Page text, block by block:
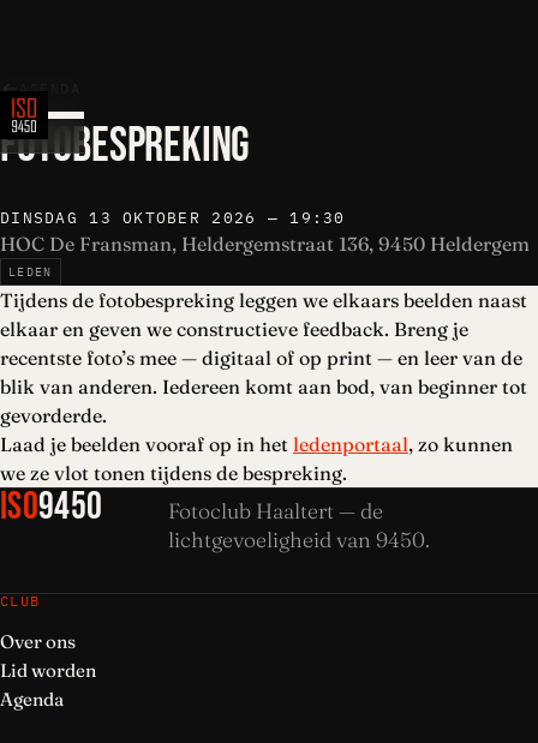
AGENDA
FOTOBESPREKING
DINSDAG 13 OKTOBER 2026 — 19:30
HOC De Fransman, Heldergemstraat 136, 9450 Heldergem
LEDEN
Tijdens de fotobespreking leggen we elkaars beelden naast
elkaar en geven we constructieve feedback. Breng je
recentste foto’s mee — digitaal of op print — en leer van de
blik van anderen. Iedereen komt aan bod, van beginner tot
gevorderde.
Laad je beelden vooraf op in het ledenportaal, zo kunnen
we ze vlot tonen tijdens de bespreking.
ISO9450
Fotoclub Haaltert — de
lichtgevoeligheid van 9450.
CLUB
Over ons
Lid worden
Agenda